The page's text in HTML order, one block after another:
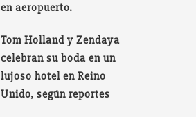
en aeropuerto.
Tom Holland y Zendaya
celebran su boda en un
lujoso hotel en Reino
Unido, según reportes